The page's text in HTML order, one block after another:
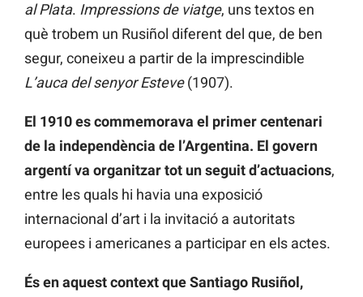
al Plata. Impressions de viatge, uns textos en
què trobem un Rusiñol diferent del que, de ben
segur, coneixeu a partir de la imprescindible
L’auca del senyor Esteve(1907).
El 1910 es commemorava el primer centenari
de la independència de l’Argentina. El govern
argentí va organitzar tot un seguit d’actuacions,
entre les quals hi havia una exposició
internacional d’art i la invitació a autoritats
europees i americanes a participar en els actes.
És en aquest context que Santiago Rusiñol,